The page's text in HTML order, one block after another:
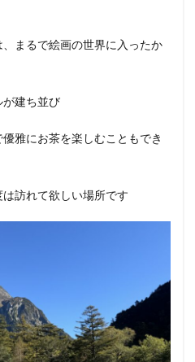
まるで絵画の世界に入ったか
建ち並び
雅にお茶を楽しむこともでき
訪れて欲しい場所です